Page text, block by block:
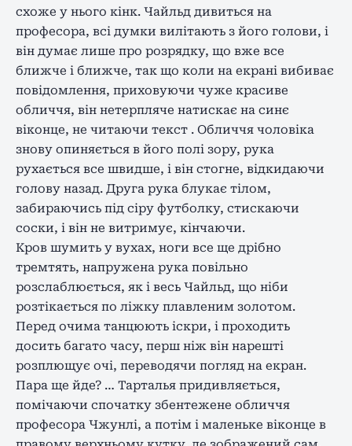
схоже у нього кінк. Чайльд дивиться на
професора, всі думки вилітають з його голови, і
він думає лише про розрядку, що вже все
ближче і ближче, так що коли на екрані вибиває
повідомлення, приховуючи чуже красиве
обличчя, він нетерпляче натискає на синє
віконце, не читаючи текст . Обличчя чоловіка
знову опиняється в його полі зору, рука
рухається все швидше, і він стогне, відкидаючи
голову назад. Друга рука блукає тілом,
забираючись під сіру футболку, стискаючи
соски, і він не витримує, кінчаючи.
Кров шумить у вухах, ноги все ще дрібно
тремтять, напружена рука повільно
розслаблюється, як і весь Чайльд, що ніби
розтікається по ліжку плавленим золотом.
Перед очима танцюють іскри, і проходить
досить багато часу, перш ніж він нарешті
розплющує очі, переводячи погляд на екран.
Пара ще йде? … Тарталья придивляється,
помічаючи спочатку збентежене обличчя
професора Чжунлі, а потім і маленьке віконце в